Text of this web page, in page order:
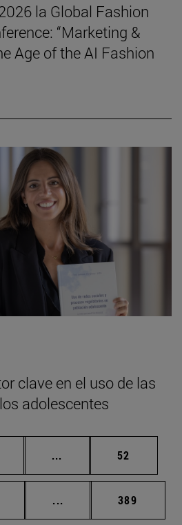
la Global Fashion
“Marketing &
Age of the AI Fashion
clave en el uso de las
adolescentes
... Páginas intermedias
Página
52
... Páginas intermedias
Página
389